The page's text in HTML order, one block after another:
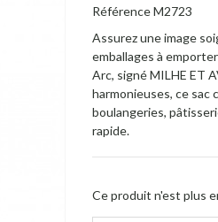
RéférenceM2723
Assurez une image
emballages à
Arc, signé MILHE ET
harmonieuses, ce sac
boulangeries,
rapide.
Ce produit n'est plus